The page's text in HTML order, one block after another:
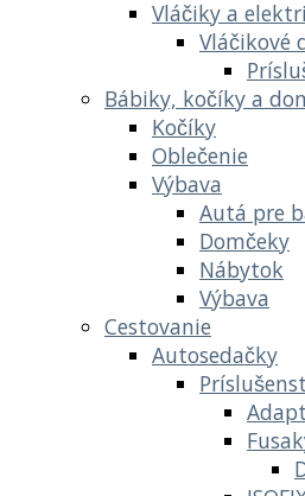
Vláčiky a
Vláčikové
Bábiky, kočíky a
Kočíky
Oblečenie
Výbava
Autá pre
Domčeky
Nábytok
Výbava
Cestovanie
Autosedačky